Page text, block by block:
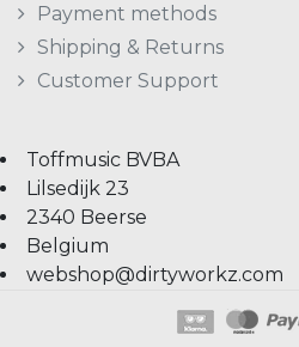
Payment methods
Shipping & Returns
Customer Support
Toffmusic BVBA
Lilsedijk 23
2340 Beerse
Belgium
webshop@dirtyworkz.com